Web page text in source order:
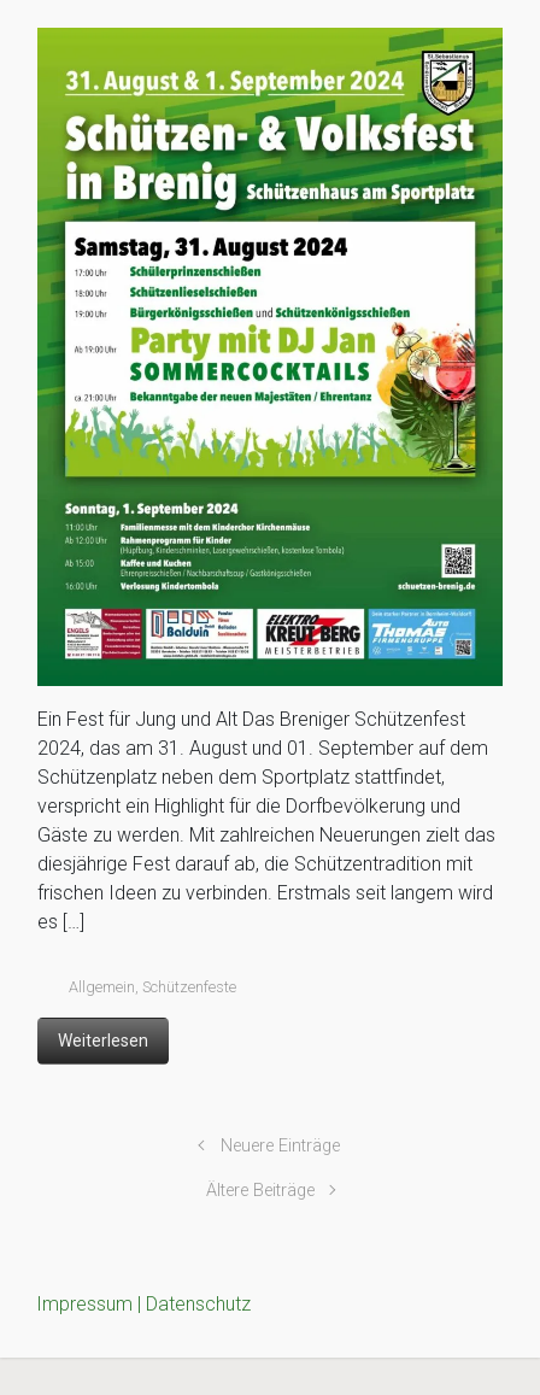
Ein Fest für Jung und Alt Das Breniger Schützenfest
2024, das am 31. August und 01. September auf dem
Schützenplatz neben dem Sportplatz stattfindet,
verspricht ein Highlight für die Dorfbevölkerung und
Gäste zu werden. Mit zahlreichen Neuerungen zielt das
diesjährige Fest darauf ab, die Schützentradition mit
frischen Ideen zu verbinden. Erstmals seit langem wird
es […]
Allgemein Schützenfeste
Weiterlesen
Neuere Einträge
Ältere Beiträge
Impressum | Datenschutz